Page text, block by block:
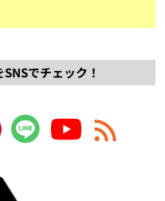
でチェック！